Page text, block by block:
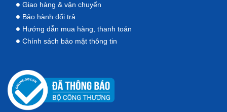
Giao hàng & vận chuyển
Bảo hành đổi trả
Hướng dẫn mua hàng, thanh toán
Chính sách bảo mật thông tin